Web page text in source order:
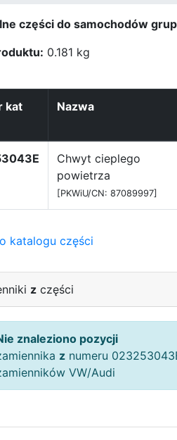
części do samochodów
0.181 kg
kat Nazwa
Chwyt cieplego
powietrza
[PKWiU/CN: 87089997]
katalogu części
z części
znaleziono pozycji
z numeru
VW/Audi